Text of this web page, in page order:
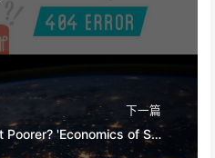
下一篇
Why Are You Busier but Poorer? 'Economics of Small Islands' Gives 3 Harsh Truths for Side Hustlers